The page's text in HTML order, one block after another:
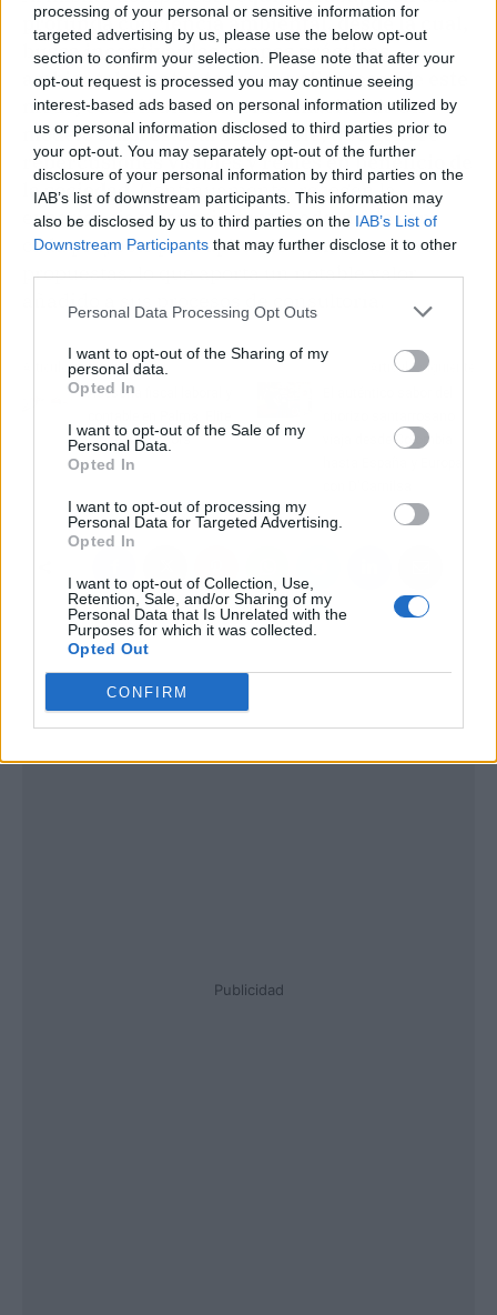
processing of your personal or sensitive information for
targeted advertising by us, please use the below opt-out
section to confirm your selection. Please note that after your
opt-out request is processed you may continue seeing
interest-based ads based on personal information utilized by
us or personal information disclosed to third parties prior to
your opt-out. You may separately opt-out of the further
disclosure of your personal information by third parties on the
IAB’s list of downstream participants. This information may
also be disclosed by us to third parties on the IAB’s List of
Downstream Participants that may further disclose it to other
Personal Data Processing Opt Outs
I want to opt-out of the Sharing of my
personal data.
Opted In
I want to opt-out of the Sale of my
Personal Data.
Opted In
I want to opt-out of processing my
Personal Data for Targeted Advertising.
Opted In
I want to opt-out of Collection, Use,
Retention, Sale, and/or Sharing of my
Personal Data that Is Unrelated with the
Purposes for which it was collected.
Opted Out
CONFIRM
profunda conciencia ambiental, desde la cual,
busca incentivar las buenas prácticas
ambientales entre todos sus clientes y, de este
modo, contribuir a la conformación de un
modelo empresarial sostenible, que genere
repercusiones visibles y reales en beneficio de
la sociedad. Continuamente, recogen la
experiencia y conocimientos adquiridos en
cada proyecto para aplicarlos con sus nuevas
propuestas, lo que aporta un notable valor
añadido a sus procesos de consultoría.
Artículo anterior
Asesoría fiscal laboral y
Wave Assessors
Artículo siguiente
viaja desde Colombia
Publicidad